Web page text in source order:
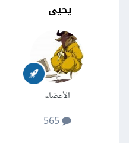
يحيى
الأعضاء
565